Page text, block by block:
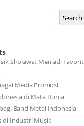
Search
Sholawat Menjadi Favorit
Media Promosi
di Mata Dunia
Band Metal Indonesia
di Industri Musik